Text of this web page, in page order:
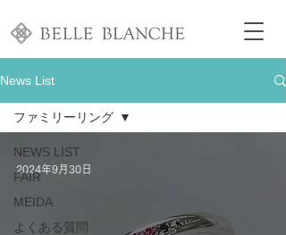
News List
NEWS LIST
FAIR
MEIDA
よくある質問
ファミリーリング
2024年9月30日